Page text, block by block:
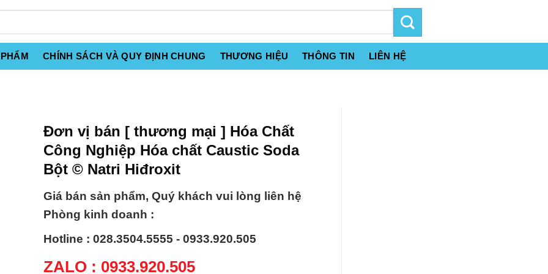
CHÍNH SÁCH VÀ QUY ĐỊNH CHUNG THƯƠNG HIỆU THÔNG TIN LIÊN HỆ
Đơn vị bán [ thương mại ] Hóa Chất
Công Nghiệp Hóa chất Caustic Soda
Bột © Natri Hiđroxit
Giá bán sản phẩm, Quý khách vui lòng liên hệ
Phòng kinh doanh :
Hotline : 028.3504.5555 - 0933.920.505
ZALO : 0933.920.505